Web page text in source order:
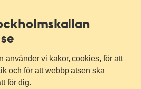
använder vi kakor, cookies, för att
och för att webbplatsen ska
för dig.